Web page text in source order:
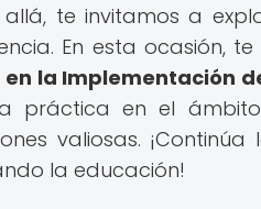
te invitamos a
En esta ocasión,
en la Implementación
práctica en el
valiosas.
la educación!